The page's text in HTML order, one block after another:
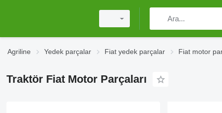
Agriline Yedek parçalar Fiat yedek parçalar Fiat motor
Traktör Fiat Motor Parçaları